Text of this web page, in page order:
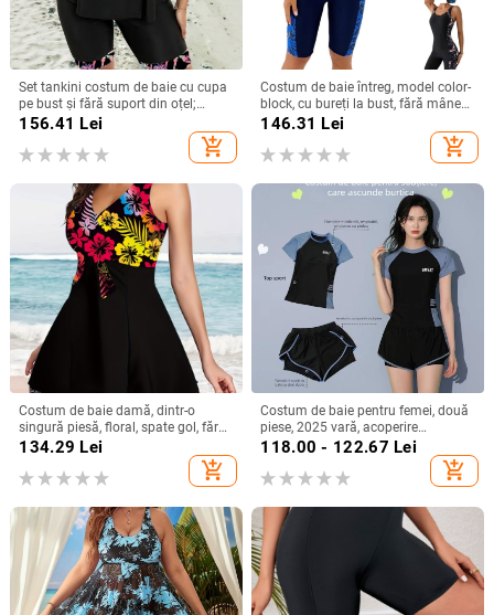
Set tankini costum de baie cu cupa
pe bust și fără suport din oțel;
material poliester; conținut poliester
elasticitate înaltă; potrivit pentru
156.41 Lei
add_shopping_cart
Costum de baie întreg, model color-
block, cu bureți la bust, fără mâneci,
poliester
146.31 Lei
add_shopping_cart
Costum de baie damă, dintr-o
singură piesă, floral, spate gol, fără
mâneci, croială strânsă, elasticitate
mare, poliester cu căptușeală din
spandex 18%
134.29 Lei
add_shopping_cart
Costum de baie pentru femei, două
piese, 2025 vară, acoperire
conservatoare a abdomenului,
costum de baie sport pentru piscină
și băi termale
118.00 - 122.67 Lei
add_shopping_cart